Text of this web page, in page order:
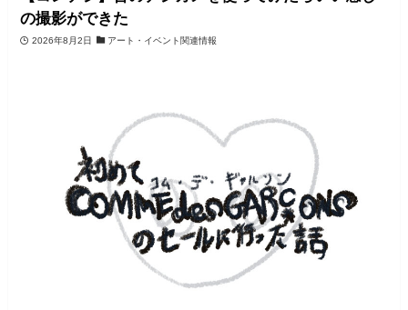
の撮影ができた
2026年8月2日 アート・イベント関連情報